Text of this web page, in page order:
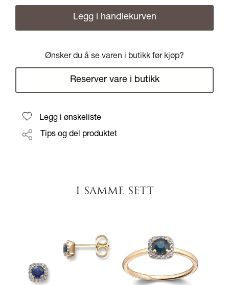
Legg i handlekurven
Ønsker du å se varen i butikk før kjøp?
Reserver vare i butikk
Legg i ønskeliste
Tips og del produktet
I SAMME SETT